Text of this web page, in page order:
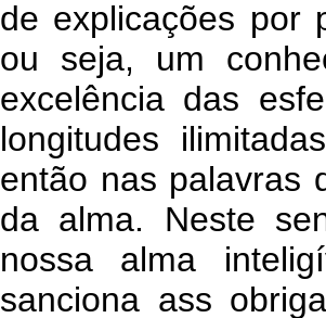
de explicações por
ou seja, um
excelência das
longitudes
então nas palavras
da alma. Neste
nossa alma
sanciona ass